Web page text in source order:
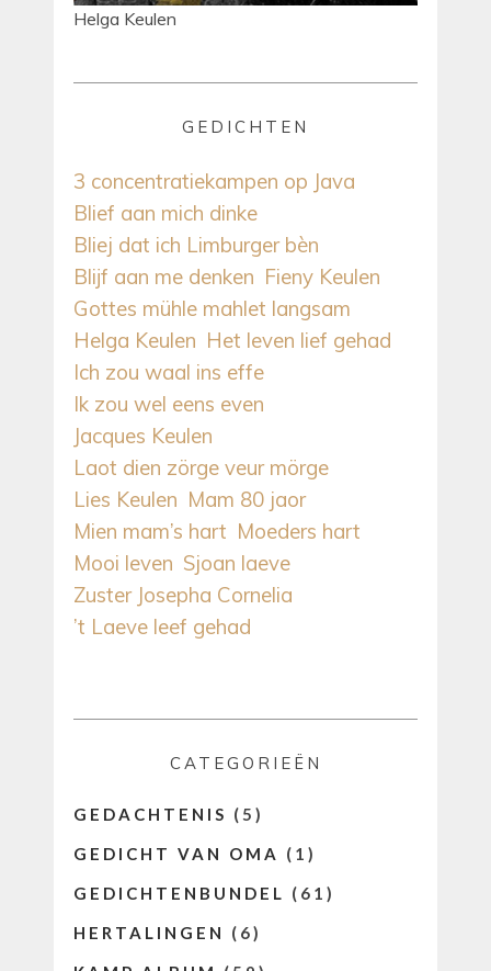
Helga Keulen
GEDICHTEN
3 concentratiekampen op Java
Blief aan mich dinke
Bliej dat ich Limburger bèn
Blijf aan me denken Fieny Keulen
Gottes mühle mahlet langsam
Helga Keulen Het leven lief gehad
Ich zou waal ins effe
Ik zou wel eens even
Jacques Keulen
Laot dien zörge veur mörge
Lies Keulen Mam 80 jaor
Mien mam’s hart Moeders hart
Mooi leven Sjoan laeve
Zuster Josepha Cornelia
’t Laeve leef gehad
CATEGORIEËN
GEDACHTENIS (5)
GEDICHT VAN OMA
(1)
GEDICHTENBUNDEL (61)
HERTALINGEN
(6)